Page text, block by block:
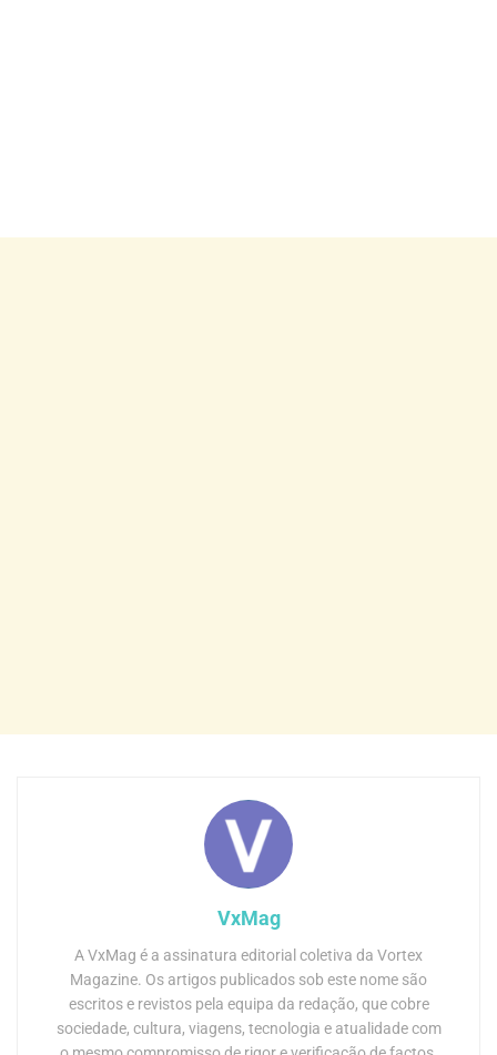
VxMag
A VxMag é a assinatura editorial coletiva da Vortex
Magazine. Os artigos publicados sob este nome são
escritos e revistos pela equipa da redação, que cobre
sociedade, cultura, viagens, tecnologia e atualidade com